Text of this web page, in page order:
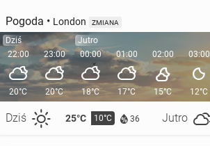
Pogoda • London ZMIANA
Dziś
22:00
20°C
Dziś 25°C 10°C 36 Jutro
23:00
20°C
Jutro
00:00
18°C
01:00
17°C
02:00
15°C
03:00
12°C